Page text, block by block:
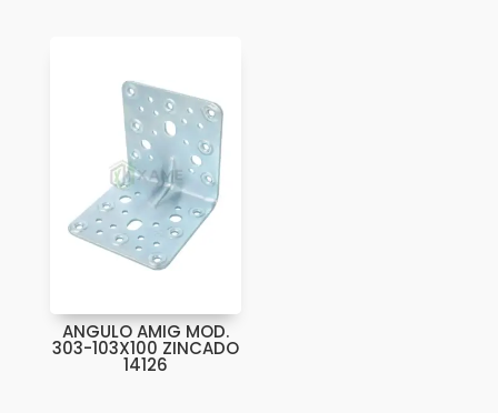
ANGULO AMIG MOD.
303-103X100 ZINCADO
14126